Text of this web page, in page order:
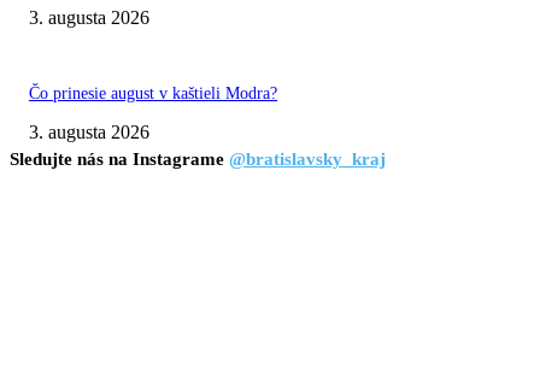
3. augusta 2026
Čo prinesie august v kaštieli Modra?
3. augusta 2026
Sledujte nás na Instagrame @bratislavsky_kraj